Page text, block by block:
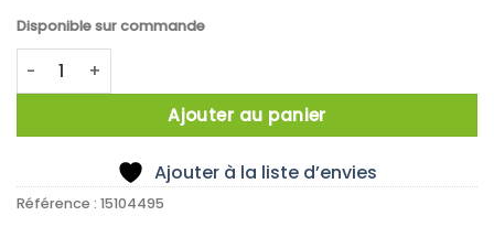
Disponible sur commande
quantité de Entonnoir en polypropylène DURAN™
Ajouter au panier
Ajouter à la liste d’envies
Référence : 15104495